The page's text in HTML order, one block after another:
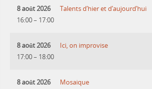
8 août 2026
16:00– 17:00
Talents d’hier et d’aujourd’hui
8 août 2026
17:00– 18:00
Ici, on improvise
8 août 2026
Mosaique